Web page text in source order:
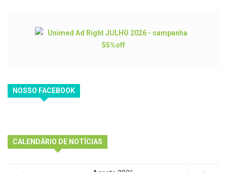
NOSSO FACEBOOK
CALENDÁRIO DE NOTÍCIAS